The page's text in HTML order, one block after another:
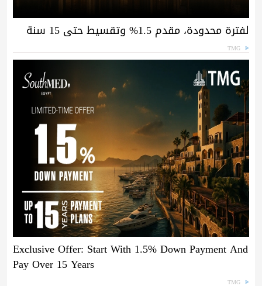
لفترة محدودة، مقدم 1.5% وتقسيط حتى 15 سنة
TMG
Exclusive Offer: Start With 1.5% Down Payment And
Pay Over 15 Years
TMG